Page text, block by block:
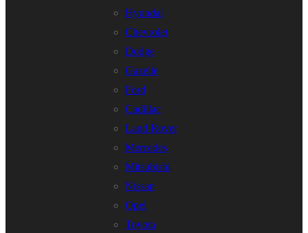
Hyundai
Chevrolet
Dodge
Gazelle
Ford
Cadillac
Land Rover
Mercedes
Mitsubishi
Nissan
Opel
Toyota